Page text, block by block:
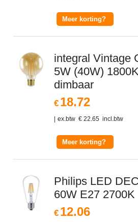
Meer korting?
integral Vintage
5W (40W)
dimbaar
€ 18.72
ex.btw € 22.65 incl.btw
Meer korting?
Philips LED
60W E27
€ 12.06